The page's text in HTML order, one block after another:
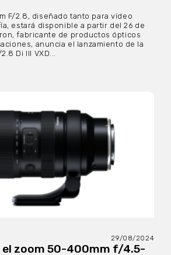
F/2.8, diseñado tanto para vídeo
estará disponible a partir del 26 de
fabricante de productos ópticos
anuncia el lanzamiento de la
Di III VXD...
29/08/2024
el zoom 50-400mm f/4.5-